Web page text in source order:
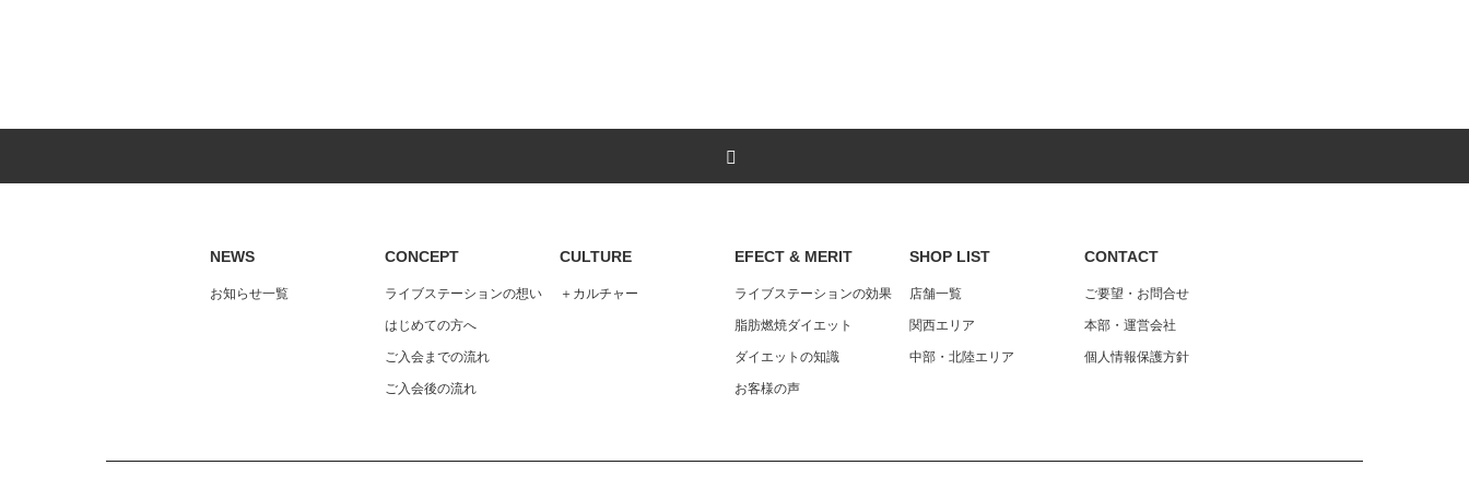
NEWS
お知らせ一覧
CONCEPT
ライブステーションの想い
はじめての方へ
ご入会までの流れ
ご入会後の流れ
CULTURE
＋カルチャー
EFECT & MERIT
ライブステーションの効果
脂肪燃焼ダイエット
ダイエットの知識
お客様の声
SHOP LIST
店舗一覧
関西エリア
中部・北陸エリア
CONTACT
ご要望・お問合せ
本部・運営会社
個人情報保護方針